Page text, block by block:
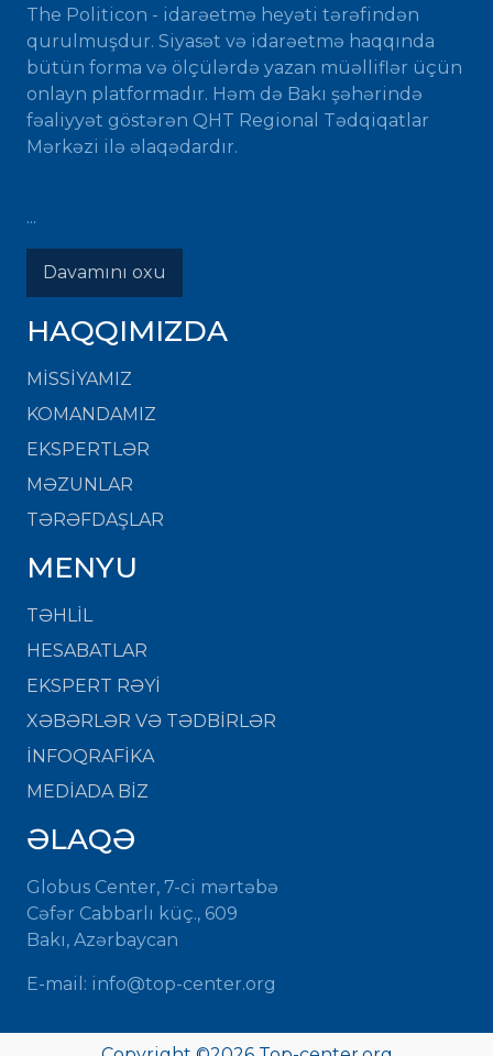
The Politicon - idarəetmə heyəti tərəfindən
qurulmuşdur. Siyasət və idarəetmə haqqında
bütün forma və ölçülərdə yazan müəlliflər üçün
onlayn platformadır. Həm də Bakı şəhərində
fəaliyyət göstərən QHT Regional Tədqiqatlar
Mərkəzi ilə əlaqədardır.
...
Davamını oxu
HAQQIMIZDA
MISSIYAMIZ
KOMANDAMIZ
EKSPERTLƏR
MƏZUNLAR
TƏRƏFDAŞLAR
MENYU
TƏHLİL
HESABATLAR
EKSPERT RƏYİ
XƏBƏRLƏR VƏ TƏDBİRLƏR
İNFOQRAFİKA
MEDİADA BİZ
ƏLAQƏ
Globus Center, 7-ci mərtəbə
Cəfər Cabbarlı küç., 609
Bakı, Azərbaycan
E-mail: info@top-center.org